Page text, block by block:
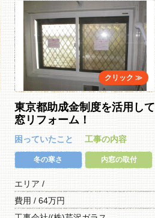
東京都助成金制度を活用して
窓リフォーム！
困っていたこと
冬の寒さ
工事の内容
内窓の取付
エリア /
費用 / 64万円